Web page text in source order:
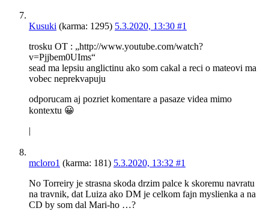
Kusuki (karma: 1295) 5.3.2020, 13:30 #1
trosku OT : „http://www.youtube.com/watch?
v=Pjjbem0UIms“
sead ma lepsiu anglictinu ako som cakal a reci o mateovi ma
vobec neprekvapuju
odporucam aj pozriet komentare a pasaze videa mimo
kontextu 😀
|
mcloro1 (karma: 181) 5.3.2020, 13:32 #1
No Torreiry je strasna skoda drzim palce k skoremu navratu
na travnik, dat Luiza ako DM je celkom fajn myslienka a na
CD by som dal Mari-ho …?